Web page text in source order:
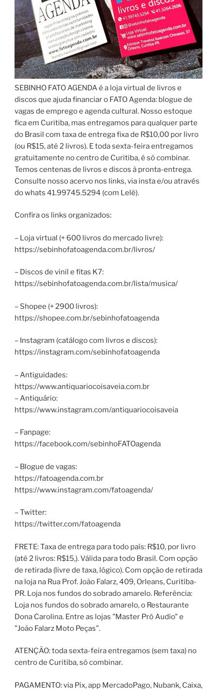
SEBINHO FATO AGENDA é a loja virtual de livros e
discos que ajuda financiar o FATO Agenda: blogue de
vagas de emprego e agenda cultural. Nosso estoque
fica em Curitiba, mas entregamos para qualquer parte
do Brasil com taxa de entrega fixa de R$10,00 por livro
(ou R$15, até 2 livros). E toda sexta-feira entregamos
gratuitamente no centro de Curitiba, é só combinar.
Temos centenas de livros e discos à pronta-entrega.
Consulte nosso acervo nos links, via insta e/ou através
do whats 41.99745.5294 (com Lelê).
Confira os links organizados:
– Loja virtual (+ 600 livros do mercado livre):
https://sebinhofatoagenda.com.br/livros/
– Discos de vinil e fitas K7:
https://sebinhofatoagenda.com.br/lista/musica/
– Shopee (+ 2900 livros):
https://shopee.com.br/sebinhofatoagenda
– Instagram (catálogo com livros e discos):
https://instagram.com/sebinhofatoagenda
– Antiguidades:
https://www.antiquariocoisaveia.com.br
– Antiquário:
https://www.instagram.com/antiquariocoisaveia
– Fanpage:
https://facebook.com/sebinhoFATOagenda
– Blogue de vagas:
https://fatoagenda.com.br
https://www.instagram.com/fatoagenda/
– Twitter:
https://twitter.com/fatoagenda
FRETE: Taxa de entrega para todo país: R$10, por livro
(até 2 livros: R$15,). Válida para todo Brasil. Com opção
de retirada (livre de taxa, lógico). Com opção de retirada
na loja na Rua Prof. João Falarz, 409, Orleans, Curitiba-
PR. Loja nos fundos do sobrado amarelo. Referência:
Loja nos fundos do sobrado amarelo, o Restaurante
Dona Carolina. Entre as lojas "Master Pró Audio" e
"João Falarz Moto Peças".
ATENÇÃO: toda sexta-feira entregamos (sem taxa) no
centro de Curitiba, só combinar.
PAGAMENTO: via Pix, app MercadoPago, Nubank, Caixa,